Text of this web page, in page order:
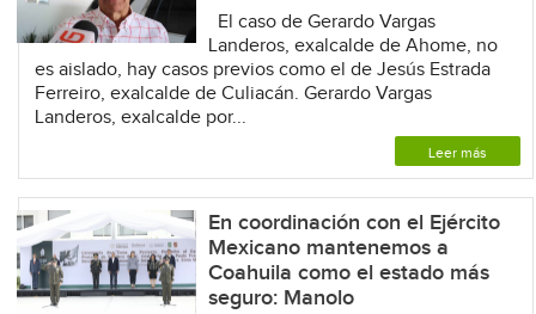
El caso de Gerardo Vargas
Landeros, exalcalde de Ahome, no
es aislado, hay casos previos como el de Jesús Estrada
Ferreiro, exalcalde de Culiacán. Gerardo Vargas
Landeros, exalcalde por...
Leer más
En coordinación con el Ejército
Mexicano mantenemos a
Coahuila como el estado más
seguro: Manolo